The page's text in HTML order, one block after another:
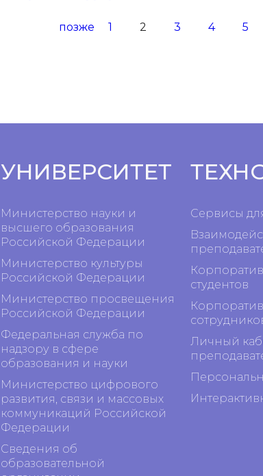
позже 1 2 3 4 5
УНИВЕРСИТЕТ
Министерство науки и
высшего образования
Российской Федерации
Министерство культуры
Российской Федерации
Министерство просвещения
Российской Федерации
Федеральная служба по
надзору в сфере
образования и науки
Министерство цифрового
развития, связи и массовых
коммуникаций Российской
Федерации
Сведения об
образовательной
Сервисы
студентов
Личный